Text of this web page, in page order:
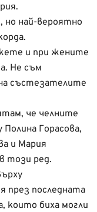
но най-вероятно
и при жените
Не съм
състезателите
че челните
Горасова,
и Мария
този ред.
през последната
които биха могли